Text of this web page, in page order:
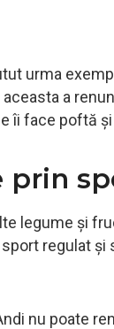
urma
a
îi face poftă
prin
legume și
regulat
nu poate